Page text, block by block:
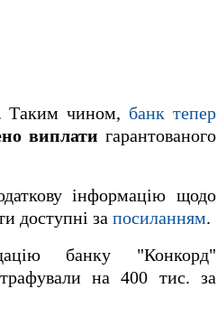
Таким чином, банк тепер
виплати гарантованого
інформацію щодо
доступні за посиланням.
банку "Конкорд"
на 400 тис. за